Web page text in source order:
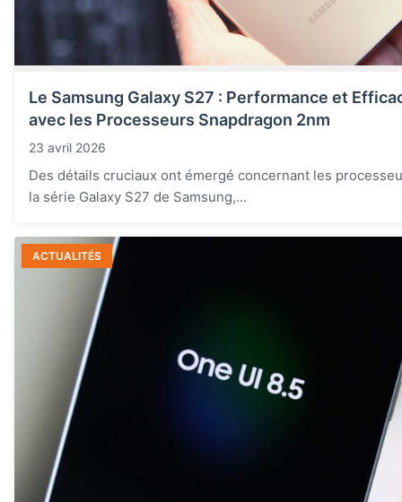
Le Samsung Galaxy S27 : Performance et
avec les Processeurs Snapdragon 2nm
23 avril 2026
Des détails cruciaux ont émergé concernant les
la série Galaxy S27 de Samsung,...
ACTUALITÉS